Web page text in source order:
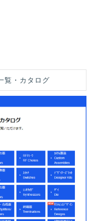
覧・カタログ